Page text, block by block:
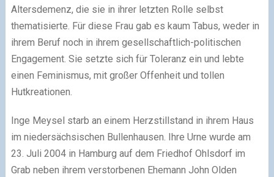
Altersdemenz, die sie in ihrer letzten Rolle selbst
thematisierte. Für diese Frau gab es kaum Tabus, weder in
ihrem Beruf noch in ihrem gesellschaftlich-politischen
Engagement. Sie setzte sich für Toleranz ein und lebte
einen Feminismus, mit großer Offenheit und tollen
Hutkreationen.
Inge Meysel starb an einem Herzstillstand in ihrem Haus
im niedersächsischen Bullenhausen. Ihre Urne wurde am
23. Juli 2004 in Hamburg auf dem Friedhof Ohlsdorf im
Grab neben ihrem verstorbenen Ehemann John Olden